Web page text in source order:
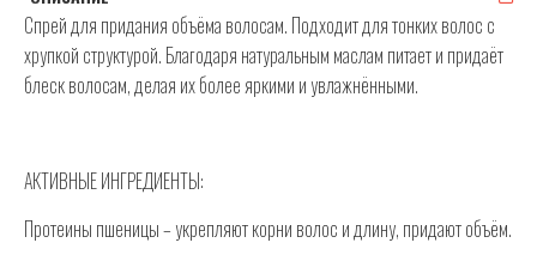
Cпрей для придания объёма волосам. Подходит для тонких волос с
хрупкой структурой. Благодаря натуральным маслам питает и придаёт
блеск волосам, делая их более яркими и увлажнёнными.
АКТИВНЫЕ ИНГРЕДИЕНТЫ:
Протеины пшеницы – укрепляют корни волос и длину, придают объём.